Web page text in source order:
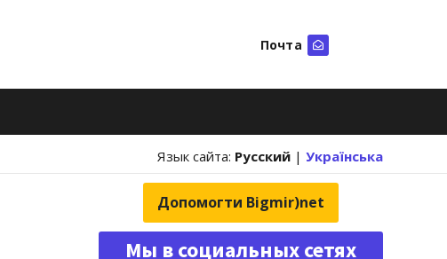
Почта
Язык сайта: Русский | Українська
Допомогти Bigmir)net
Мы в социальных сетях